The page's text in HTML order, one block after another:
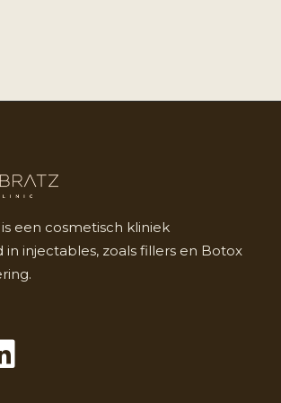
een cosmetisch kliniek
in injectables, zoals fillers en Botox